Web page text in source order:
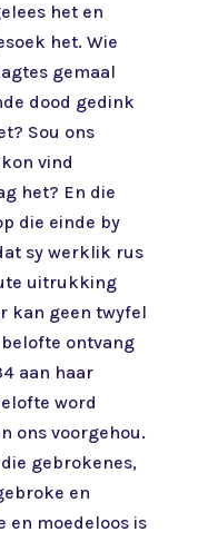
het en
het. Wie
gemaal
dood gedink
Sou ons
vind
het? En die
die einde by
sy werklik rus
uitrukking
kan geen twyfel
ontvang
aan haar
word
ons voorgehou.
die gebrokenes,
en
en moedeloos is